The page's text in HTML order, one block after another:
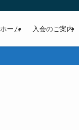
ホーム 入会のご案内